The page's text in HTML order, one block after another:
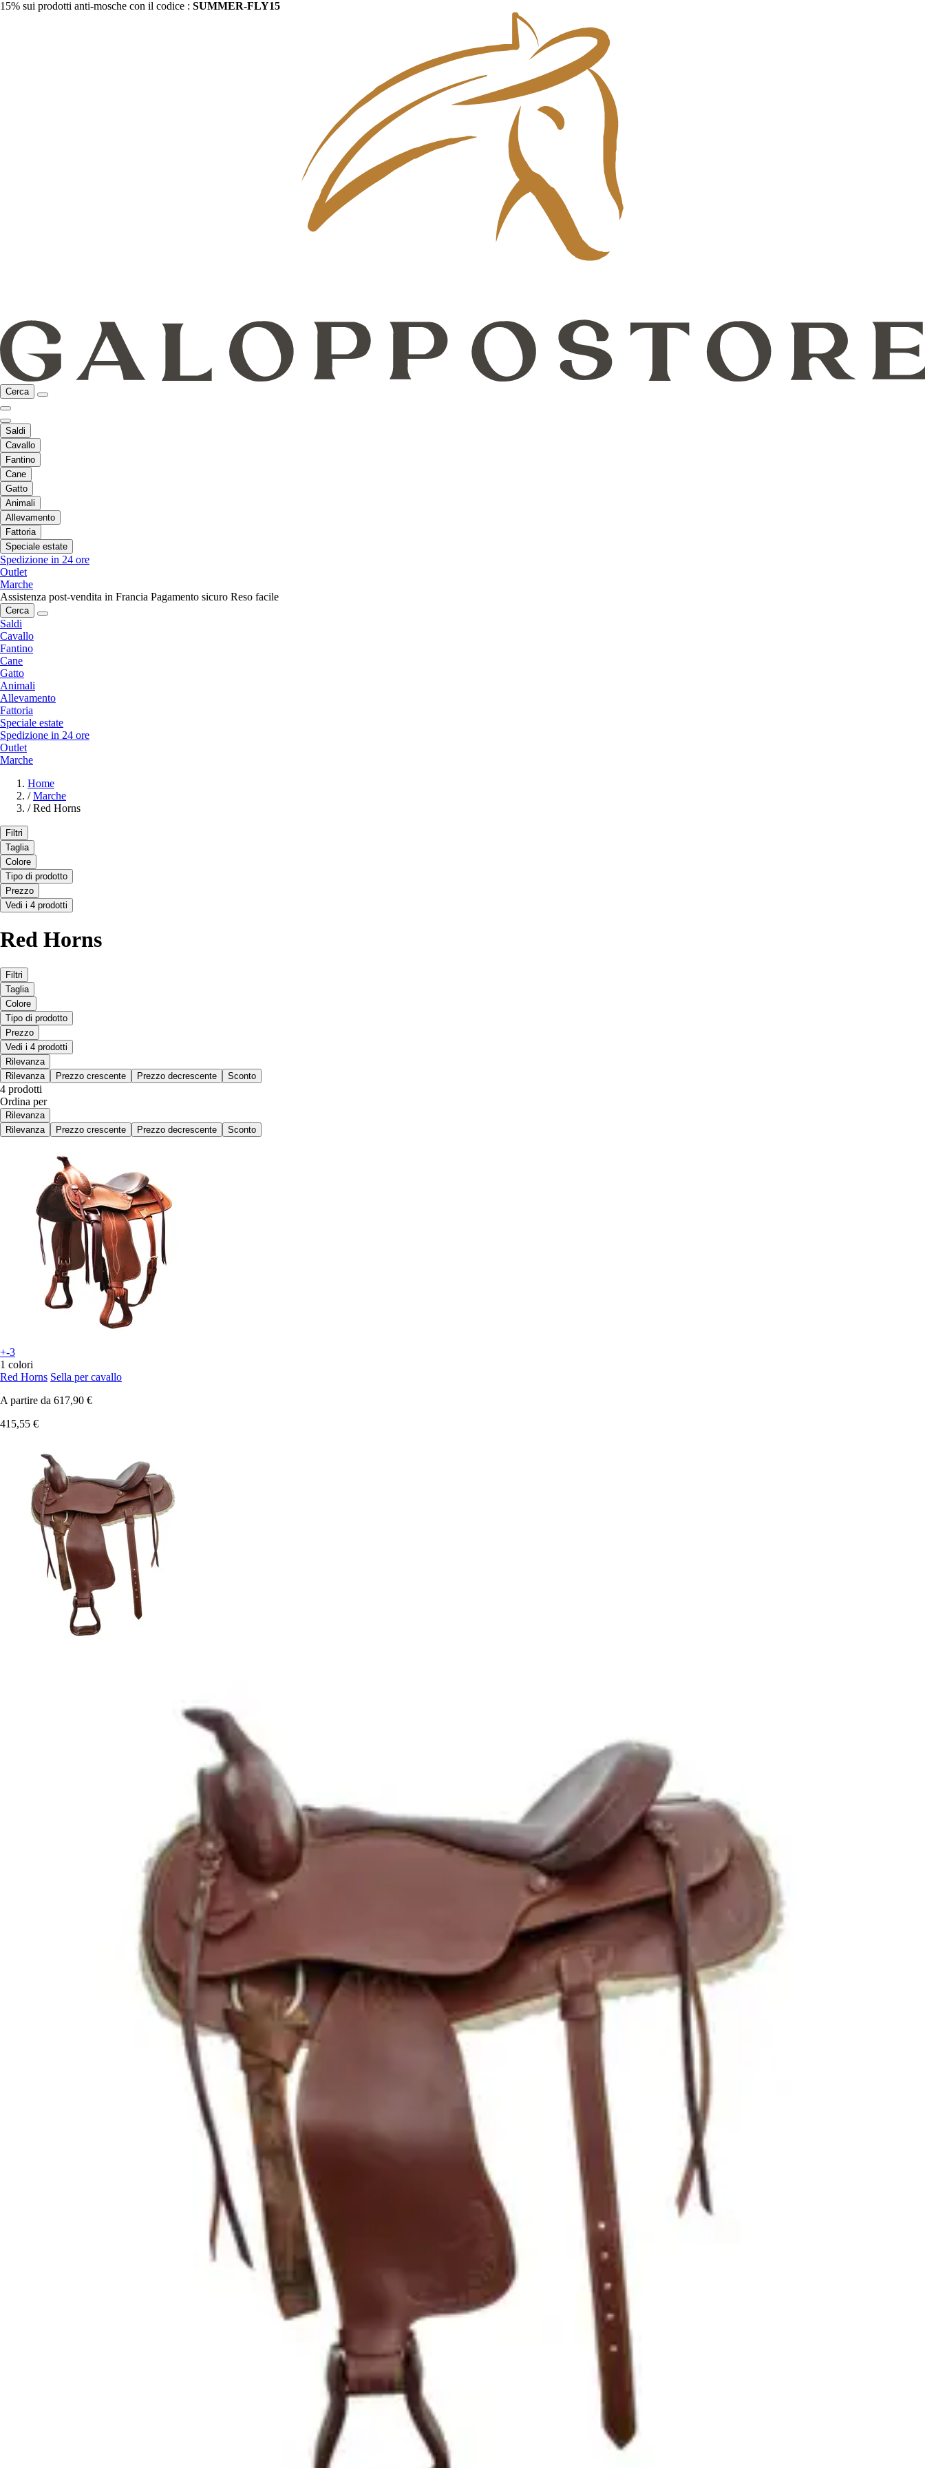
15% sui prodotti anti-mosche con il codice : SUMMER-FLY15
Cerca
Saldi
Cavallo
Fantino
Cane
Gatto
Animali
Allevamento
Fattoria
Speciale estate
Spedizione in 24 ore
Outlet
Marche
Assistenza post-vendita in Francia Pagamento sicuro Reso facile
Cerca
Saldi
Cavallo
Fantino
Cane
Gatto
Animali
Allevamento
Fattoria
Speciale estate
Spedizione in 24 ore
Outlet
Marche
Home
/ Marche
/ Red Horns
Filtri
Taglia
Colore
Tipo di prodotto
Prezzo
Vedi i 4 prodotti
Red Horns
Filtri
Taglia
Colore
Tipo di prodotto
Prezzo
Vedi i 4 prodotti
Rilevanza
Rilevanza
Prezzo crescente Prezzo decrescente Sconto
4 prodotti
Ordina per
Rilevanza
Rilevanza
Prezzo crescente Prezzo decrescente Sconto
+-3
1 colori
Red Horns Sella per cavallo
A partire da 617,90 €
415,55 €